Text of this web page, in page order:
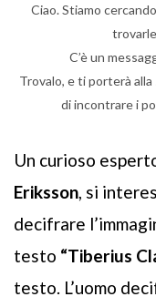
Ciao. Stiamo
C’è un
Trovalo, e ti porterà
di incontrare i
Un curioso
Eriksson, si
decifrare
testo “Tiberius
testo. L’uomo